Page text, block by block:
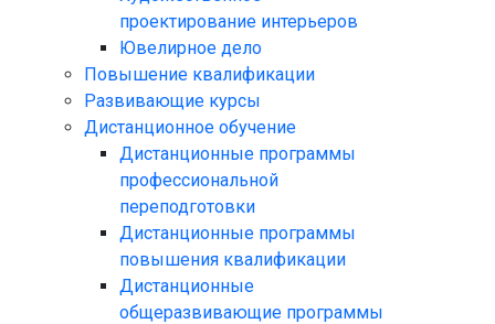
проектирование интерьеров
Ювелирное дело
Повышение квалификации
Развивающие курсы
Дистанционное обучение
Дистанционные программы
профессиональной
переподготовки
Дистанционные программы
повышения квалификации
Дистанционные
общеразвивающие программы